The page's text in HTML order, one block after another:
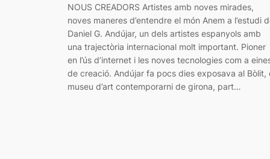
NOUS CREADORS Artistes amb noves mirades,
noves maneres d’entendre el món Anem a l’estudi
Daniel G. Andújar, un dels artistes espanyols amb
una trajectòria internacional molt important. Pioner
en l’ús d’internet i les noves tecnologies com a
de creació. Andújar fa pocs dies exposava al Bòlit,
museu d’art contemporarni de girona, part…